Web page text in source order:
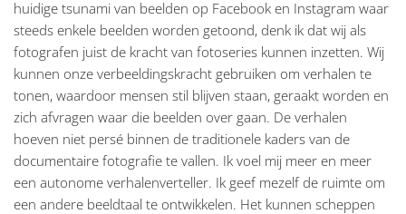
huidige tsunami van beelden op Facebook en Instagram waar
steeds enkele beelden worden getoond, denk ik dat wij als
fotografen juist de kracht van fotoseries kunnen inzetten. Wij
kunnen onze verbeeldingskracht gebruiken om verhalen te
tonen, waardoor mensen stil blijven staan, geraakt worden en
zich afvragen waar die beelden over gaan. De verhalen
hoeven niet persé binnen de traditionele kaders van de
documentaire fotografie te vallen. Ik voel mij meer en meer
een autonome verhalenverteller. Ik geef mezelf de ruimte om
een andere beeldtaal te ontwikkelen. Het kunnen scheppen